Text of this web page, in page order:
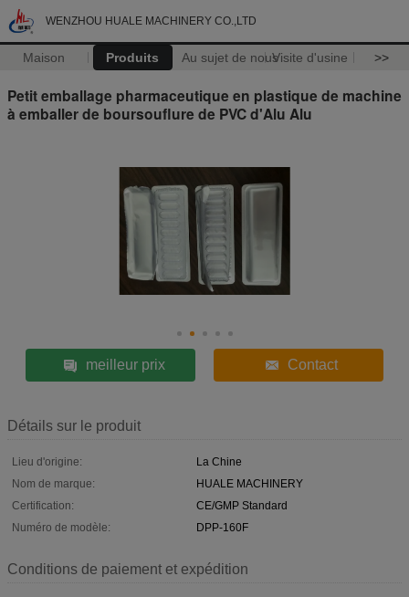
WENZHOU HUALE MACHINERY CO.,LTD
Maison Produits Au sujet de nousVisite d'usine >>
Petit emballage pharmaceutique en plastique de machine
à emballer de boursouflure de PVC d'Alu Alu
meilleur prix Contact
Détails sur le produit
Lieu d'origine:
La Chine
Nom de marque:
HUALE MACHINERY
Certification:
CE/GMP Standard
Numéro de modèle:
DPP-160F
Conditions de paiement et expédition